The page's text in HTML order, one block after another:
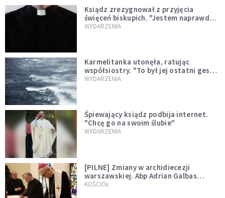
Ksiądz zrezygnował z przyjęcia
święceń biskupich. "Jestem naprawdę
niegodny"
WYDARZENIA
Karmelitanka utonęła, ratując
współsiostry. "To był jej ostatni gest
miłości"
WYDARZENIA
Śpiewający ksiądz podbija internet.
"Chcę go na swoim ślubie"
WYDARZENIA
[PILNE] Zmiany w archidiecezji
warszawskiej. Abp Adrian Galbas
wręczył dekrety nowym proboszczom
KOŚCIÓŁ